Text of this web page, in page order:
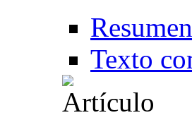
Resumen
Texto